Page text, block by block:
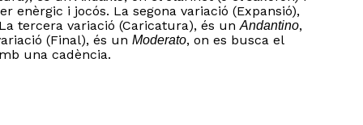
enèrgic i jocós. La segona variació (Expansió),
tercera variació (Caricatura), és un Andantino,
(Final), és un Moderato, on es busca el
una cadència.